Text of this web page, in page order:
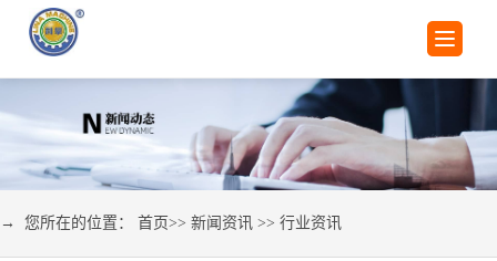
→ 您所在的位置： 首页>> 新闻资讯 >> 行业资讯